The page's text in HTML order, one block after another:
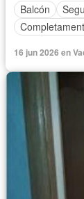
Balcón
16 jun 2026 en